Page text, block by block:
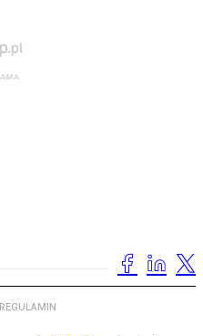
REGULAMIN